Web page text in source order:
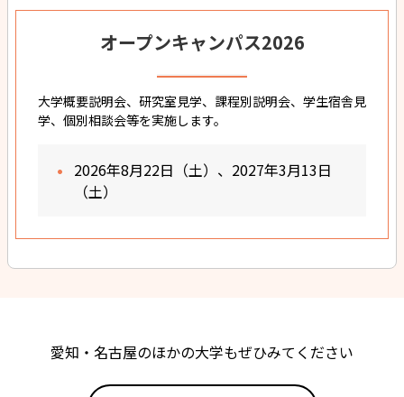
オープンキャンパス2026
大学概要説明会、研究室見学、課程別説明会、学生宿舎見
学、個別相談会等を実施します。
2026年8月22日（土）、2027年3月13日
（土）
愛知・名古屋のほかの大学もぜひみてください